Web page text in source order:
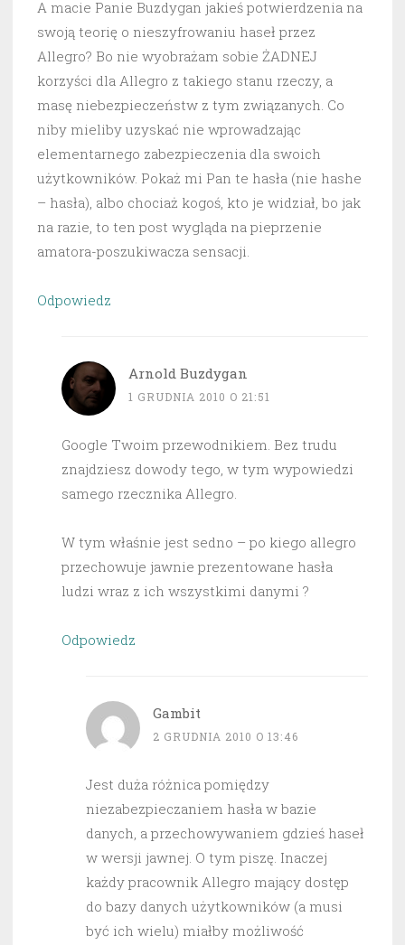
A macie Panie Buzdygan jakieś potwierdzenia na
swoją teorię o nieszyfrowaniu haseł przez
Allegro? Bo nie wyobrażam sobie ŻADNEJ
korzyści dla Allegro z takiego stanu rzeczy, a
masę niebezpieczeństw z tym związanych. Co
niby mieliby uzyskać nie wprowadzając
elementarnego zabezpieczenia dla swoich
użytkowników. Pokaż mi Pan te hasła (nie hashe
– hasła), albo chociaż kogoś, kto je widział, bo jak
na razie, to ten post wygląda na pieprzenie
amatora-poszukiwacza sensacji.
Odpowiedz
Arnold Buzdygan
1 GRUDNIA 2010 O 21:51
Google Twoim przewodnikiem. Bez trudu
znajdziesz dowody tego, w tym wypowiedzi
samego rzecznika Allegro.
W tym właśnie jest sedno – po kiego allegro
przechowuje jawnie prezentowane hasła
ludzi wraz z ich wszystkimi danymi ?
Odpowiedz
Gambit
2 GRUDNIA 2010 O 13:46
Jest duża różnica pomiędzy
niezabezpieczaniem hasła w bazie
danych, a przechowywaniem gdzieś haseł
w wersji jawnej. O tym piszę. Inaczej
każdy pracownik Allegro mający dostęp
do bazy danych użytkowników (a musi
być ich wielu) miałby możliwość